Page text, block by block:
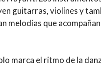
guitarras, violines y
melodías que
marca el ritmo de la